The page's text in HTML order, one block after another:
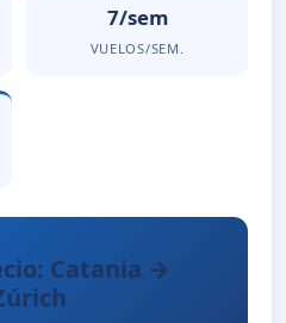
7/sem
VUELOS/SEM.
Catania →